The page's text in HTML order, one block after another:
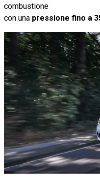
combustione
con una pressione fino a